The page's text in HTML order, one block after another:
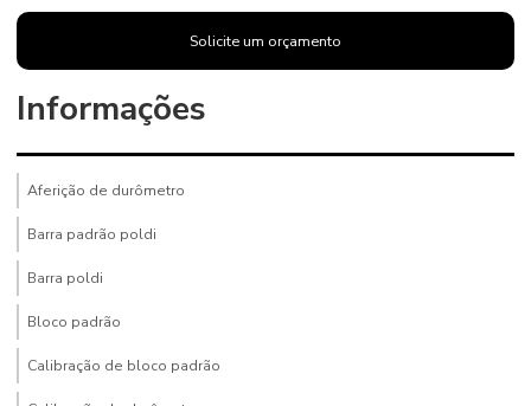
Solicite um orçamento
Informações
Aferição de durômetro
Barra padrão poldi
Barra poldi
Bloco padrão
Calibração de bloco padrão